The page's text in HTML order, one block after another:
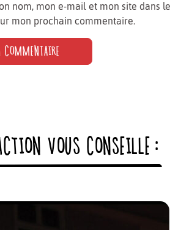
nom, mon e-mail et mon site dans le
mon prochain commentaire.
VOUS CONSEILLE :